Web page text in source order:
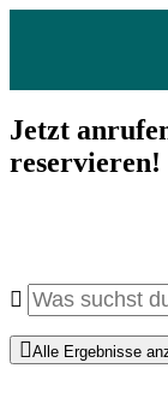
Jetzt
reservieren!
Alle Ergebnisse